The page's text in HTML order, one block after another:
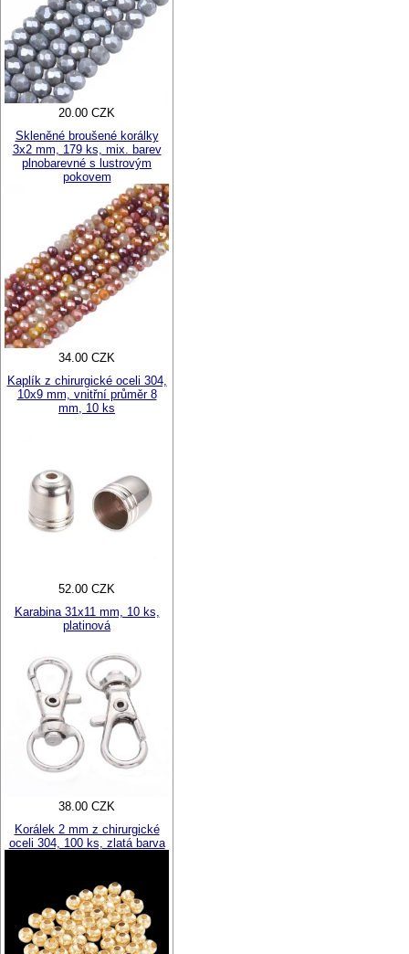
20.00 CZK
Skleněné broušené korálky
3x2 mm, 179 ks, mix. barev
plnobarevné s lustrovým
pokovem
34.00 CZK
Kaplík z chirurgické oceli 304,
10x9 mm, vnitřní průměr 8
mm, 10 ks
52.00 CZK
Karabina 31x11 mm, 10 ks,
platinová
38.00 CZK
Korálek 2 mm z chirurgické
oceli 304, 100 ks, zlatá barva